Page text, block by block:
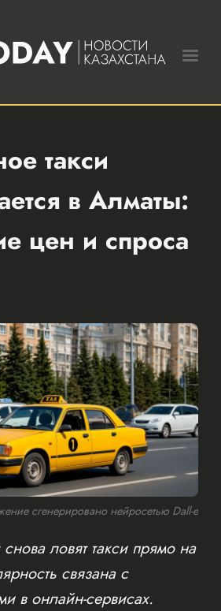
такси
в Алматы:
цен и спроса
сгенерировано нейросетью Dall-e
ловят такси прямо на
связана с
в онлайн-сервисах.